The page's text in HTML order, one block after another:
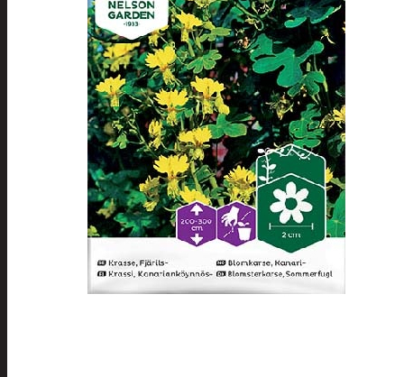
Tuotevalikoima
Poistotuotteet
Kausituotteet
Joulu
Joulu- ja kausivalot
Eläimet ja
tontut
Kyntteliköt
Valoketjut ja
kuusenvalot
Joulukoristeet
Kranssit ja
asetelmat
Tontut ja
muut